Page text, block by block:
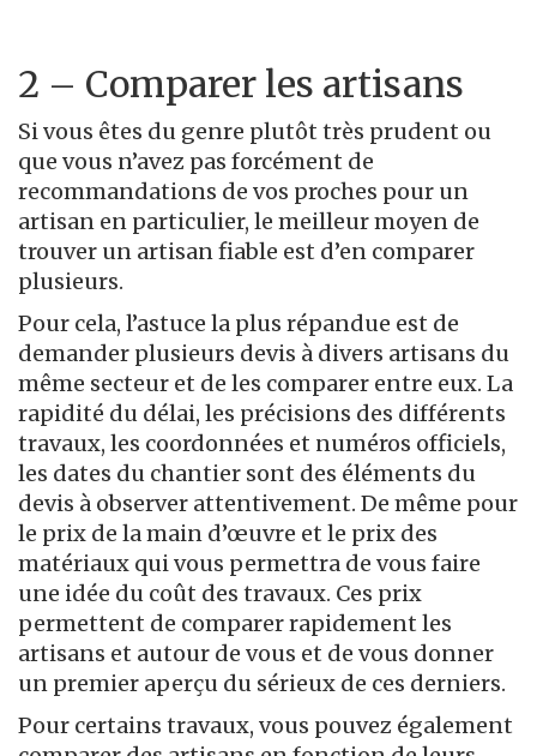
2 – Comparer les artisans
Si vous êtes du genre plutôt très prudent ou
que vous n’avez pas forcément de
recommandations de vos proches pour un
artisan en particulier, le meilleur moyen de
trouver un artisan fiable est d’en comparer
plusieurs.
Pour cela, l’astuce la plus répandue est de
demander plusieurs devis à divers artisans du
même secteur et de les comparer entre eux. La
rapidité du délai, les précisions des différents
travaux, les coordonnées et numéros officiels,
les dates du chantier sont des éléments du
devis à observer attentivement. De même pour
le prix de la main d’œuvre et le prix des
matériaux qui vous permettra de vous faire
une idée du coût des travaux. Ces prix
permettent de comparer rapidement les
artisans et autour de vous et de vous donner
un premier aperçu du sérieux de ces derniers.
Pour certains travaux, vous pouvez également